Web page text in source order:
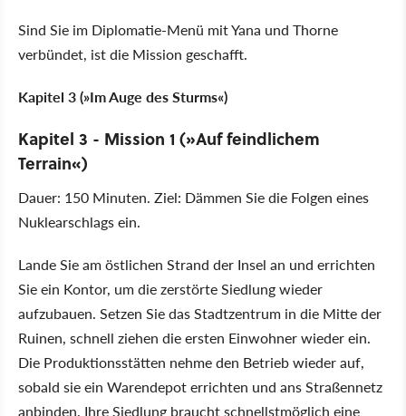
Sind Sie im Diplomatie-Menü mit Yana und Thorne
verbündet, ist die Mission geschafft.
Kapitel 3 (»Im Auge des Sturms«)
Kapitel 3 - Mission 1 (»Auf feindlichem
Terrain«)
Dauer: 150 Minuten. Ziel: Dämmen Sie die Folgen eines
Nuklearschlags ein.
Lande Sie am östlichen Strand der Insel an und errichten
Sie ein Kontor, um die zerstörte Siedlung wieder
aufzubauen. Setzen Sie das Stadtzentrum in die Mitte der
Ruinen, schnell ziehen die ersten Einwohner wieder ein.
Die Produktionsstätten nehme den Betrieb wieder auf,
sobald sie ein Warendepot errichten und ans Straßennetz
anbinden. Ihre Siedlung braucht schnellstmöglich eine